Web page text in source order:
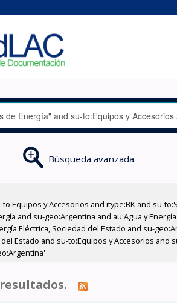
Búsqueda avanzada
y Accesorios and itype:BK and su-
and su-geo:Argentina and au:Agua y
Eléctrica, Sociedad del Estado and su-
Estado and su-to:Equipos y Accesorios and